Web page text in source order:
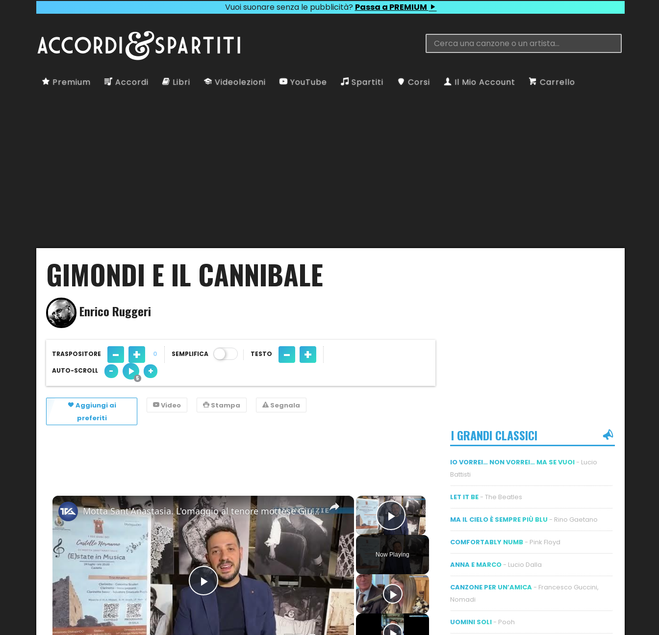
Vuoi suonare senza le pubblicità? Passa a PREMIUM
Premium Accordi Libri Videolezioni YouTube Spartiti Corsi Il Mio Account Carrello
GIMONDI E IL CANNIBALE
Enrico Ruggeri
TRASPOSITORE - + 0 SEMPLIFICA TESTO - +
AUTO-SCROLL - +
Aggiungi ai
preferiti
Video Stampa Segnala
×
Play Video
Now Playing
×
Play
Motta Sant'Anastasia. L'omaggio al tenore mottese Giuseppe Di Stefano nel giorno della sua nascita.
I GRANDI CLASSICI
IO VORREI… NON VORREI… MA SE VUOI - Lucio
Battisti
LET IT BE - The Beatles
MA IL CIELO È SEMPRE PIÙ BLU - Rino Gaetano
COMFORTABLY NUMB - Pink Floyd
ANNA E MARCO - Lucio Dalla
CANZONE PER UN’AMICA - Francesco Guccini,
Nomadi
UOMINI SOLI - Pooh